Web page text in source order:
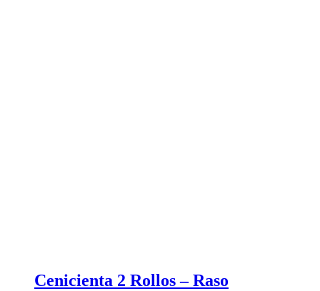
Cenicienta 2 Rollos – Raso